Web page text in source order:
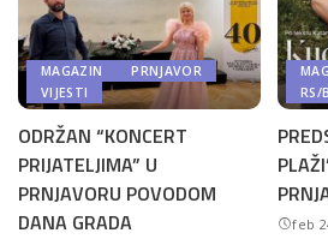
MAGAZIN
PRNJAVOR
VIJESTI
ODRŽAN “KONCERT
PRIJATELJIMA” U
PRNJAVORU POVODOM
DANA GRADA
RS/
feb